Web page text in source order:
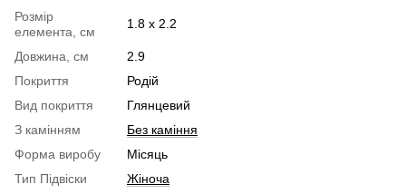
Розмір
елемента, см
1.8 х 2.2
Довжина, см
2.9
Покриття
Родій
Вид покриття
Глянцевий
З камінням
Без каміння
Форма виробу
Місяць
Тип Підвіски
Жіноча